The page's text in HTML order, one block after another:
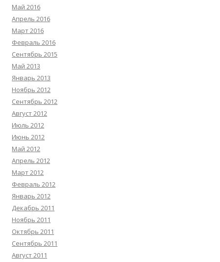
Май 2016
Апрель 2016
Март 2016
Февраль 2016
Сентябрь 2015
Май 2013
Январь 2013
Ноябрь 2012
Сентябрь 2012
Август 2012
Июль 2012
Июнь 2012
Май 2012
Апрель 2012
Март 2012
Февраль 2012
Январь 2012
Декабрь 2011
Ноябрь 2011
Октябрь 2011
Сентябрь 2011
Август 2011